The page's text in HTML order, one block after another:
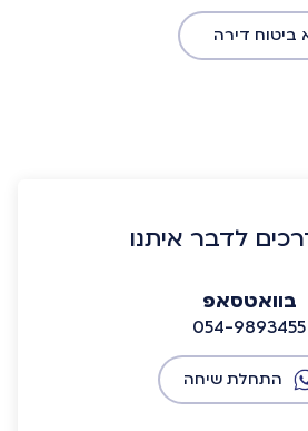
ביטוח דירה
לדבר איתנו
בוואטסאפ
054-9893455
התחלת שיחה